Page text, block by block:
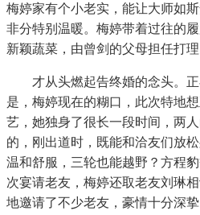
梅婷家有个小老实，能让大师如
非分特别温暖。梅婷带着过往的
新颖蔬菜，由曾剑的父母担任打理
才从头燃起告终婚的念头。正
是，梅婷现在的糊口，此次特地
艺，她独身了很长一段时间，两
的，刚出道时，既能和洽友们放
温和舒服，三轮也能越野？方程
次宴请老友，梅婷还取老友刘琳
地邀请了不少老友，豪情十分深挚